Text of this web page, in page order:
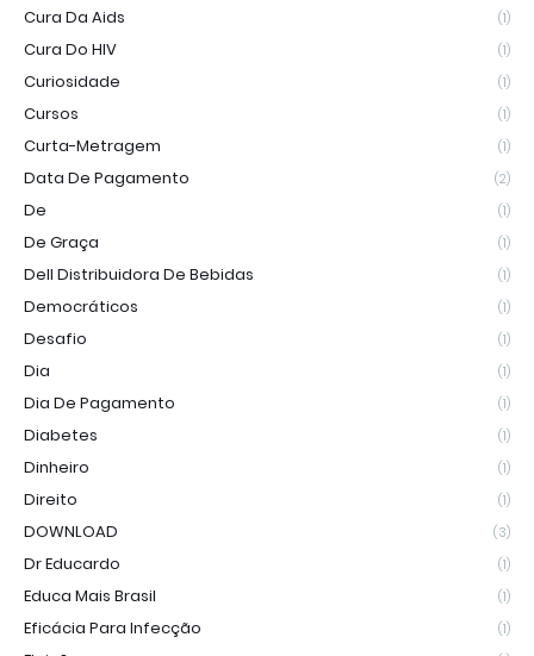
Cura Da Aids (1)
Cura Do HIV (1)
Curiosidade (1)
Cursos (1)
Curta-Metragem (1)
Data De Pagamento (2)
De (1)
De Graça (1)
Dell Distribuidora De Bebidas (1)
Democráticos (1)
Desafio (1)
Dia (1)
Dia De Pagamento (1)
Diabetes (1)
Dinheiro (1)
Direito (1)
DOWNLOAD (3)
Dr Educardo (1)
Educa Mais Brasil (1)
Eficácia Para Infecção (1)